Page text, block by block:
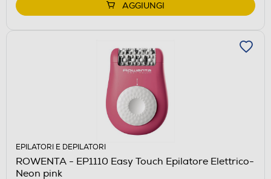
AGGIUNGI
EPILATORI E DEPILATORI
ROWENTA - EP1110 Easy Touch Epilatore Elettrico-
Neon pink